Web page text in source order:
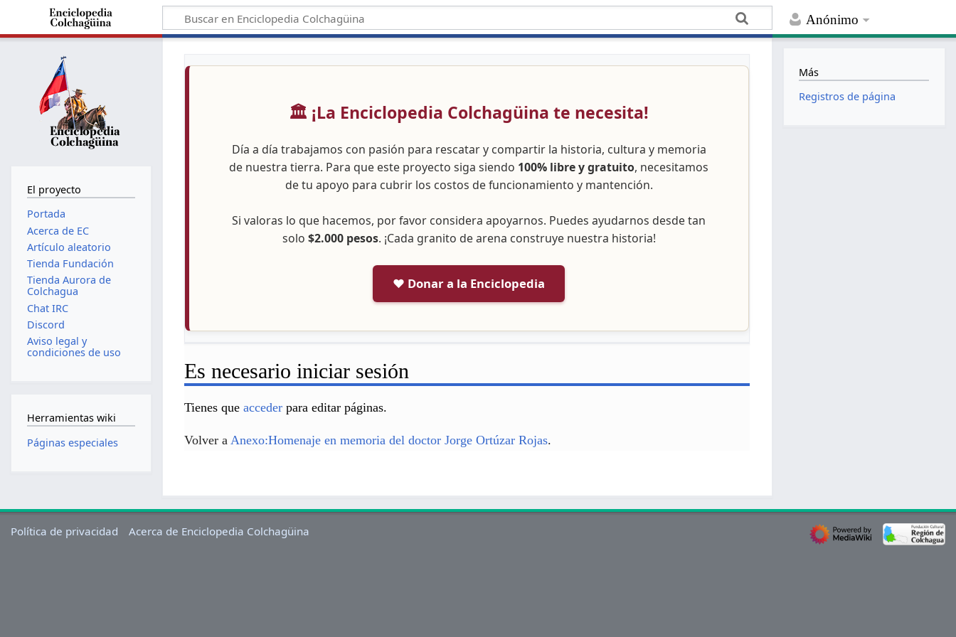
Anónimo
🏛️ ¡La Enciclopedia Colchagüina te necesita!
Día a día trabajamos con pasión para rescatar y compartir la historia, cultura y memoria
de nuestra tierra. Para que este proyecto siga siendo 100% libre y gratuito, necesitamos
de tu apoyo para cubrir los costos de funcionamiento y mantención.
Si valoras lo que hacemos, por favor considera apoyarnos. Puedes ayudarnos desde tan
solo $2.000 pesos. ¡Cada granito de arena construye nuestra historia!
❤️ Donar a la Enciclopedia
Es necesario iniciar sesión
Tienes queacceder para editar páginas.
Volver aAnexo:Homenaje en memoria del doctor Jorge Ortúzar Rojas.
El proyecto
Portada
Acerca de EC
Artículo aleatorio
Tienda Fundación
Tienda Aurora de
Colchagua
Chat IRC
Discord
Aviso legal y
condiciones de uso
Herramientas wiki
Páginas especiales
Más
Registros de página
Política de privacidad Acerca de Enciclopedia Colchagüina